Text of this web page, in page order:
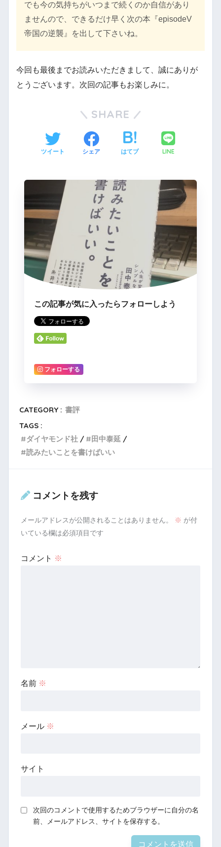
でも今の気持ちがいつまで続くのか自信があり
ませんので、できるだけ早く次の本『episodeV
帝国の逆襲』を出して下さいね。
今回も最後までお読みいただきまして、誠にありが
とうございます。次回の記事もお楽しみに。
SHARE
ツイート シェア はてブ LINE
この記事が気に入ったらフォローしよう
フォローする
CATEGORY : 書評
TAGS :
ダイヤモンド社
田中泰延
読みたいことを書けばいい
コメントを残す
メールアドレスが公開されることはありません。 ※ が付
いている欄は必須項目です
コメント ※
名前 ※
メール ※
サイト
次回のコメントで使用するためブラウザーに自分の名
前、メールアドレス、サイトを保存する。